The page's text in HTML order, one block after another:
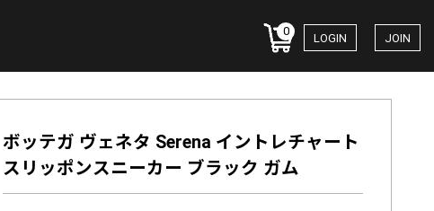
0
LOGIN JOIN
ボッテガ ヴェネタ Serena イントレチャート
スリッポンスニーカー ブラック ガム